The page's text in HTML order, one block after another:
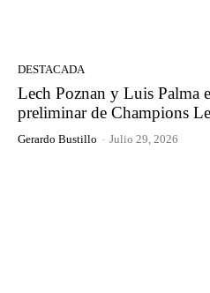
DESTACADA
Lech Poznan y Luis Palma
preliminar de Champions
Gerardo Bustillo - Julio 29, 2026